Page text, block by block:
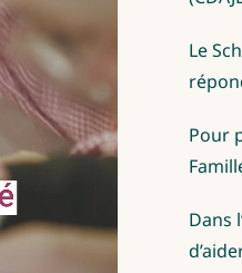
Le
Pour
Dans